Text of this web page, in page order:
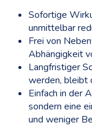
Sofortige
unmittelbar
Frei von
Abhängigkeit
Langfristiger
werden, bleibt
Einfach in der
sondern eine
und weniger